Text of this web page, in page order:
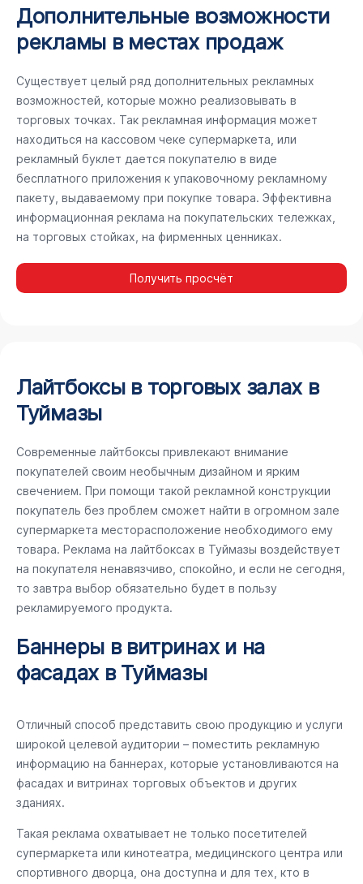
Дополнительные возможности
рекламы в местах продаж
Существует целый ряд дополнительных рекламных
возможностей, которые можно реализовывать в
торговых точках. Так рекламная информация может
находиться на кассовом чеке супермаркета, или
рекламный буклет дается покупателю в виде
бесплатного приложения к упаковочному рекламному
пакету, выдаваемому при покупке товара. Эффективна
информационная реклама на покупательских тележках,
на торговых стойках, на фирменных ценниках.
Получить просчёт
Лайтбоксы в торговых залах в
Туймазы
Современные лайтбоксы привлекают внимание
покупателей своим необычным дизайном и ярким
свечением. При помощи такой рекламной конструкции
покупатель без проблем сможет найти в огромном зале
супермаркета месторасположение необходимого ему
товара. Реклама на лайтбоксах в Туймазы воздействует
на покупателя ненавязчиво, спокойно, и если не сегодня,
то завтра выбор обязательно будет в пользу
рекламируемого продукта.
Баннеры в витринах и на
фасадах в Туймазы
Отличный способ представить свою продукцию и услуги
широкой целевой аудитории – поместить рекламную
информацию на баннерах, которые установливаются на
фасадах и витринах торговых объектов и других
зданиях.
Такая реклама охватывает не только посетителей
супермаркета или кинотеатра, медицинского центра или
спортивного дворца, она доступна и для тех, кто в